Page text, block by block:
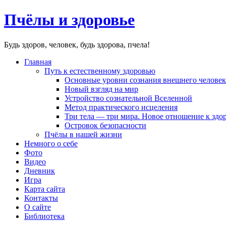
Пчёлы и здоровье
Будь здоров, человек, будь здорова, пчела!
Главная
Путь к естественному здоровью
Основные уровни сознания внешнего
Новый взгляд на мир
Устройство сознательной Вселенной
Метод практического исцеления
Три тела — три мира. Новое отношение к
Островок безопасности
Пчёлы в нашей жизни
Немного о себе
Фото
Видео
Дневник
Игра
Карта сайта
Контакты
О сайте
Библиотека